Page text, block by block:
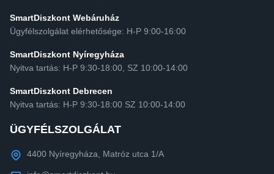
SmartDiszkont Webáruház
Ügyfélszolgálat elérhetősége: H-P 9:00-16:00
SmartDiszkont Nyíregyháza
Nyitva tartás: H-P 9:30-18:00, SZ 10:00-14:00
SmartDiszkont Debrecen
Nyitva tartás: H-P 9:30-18:00 SZ 10:00-14:00
ÜGYFÉLSZOLGÁLAT
4400 Nyíregyháza, Matróz utca 1/A